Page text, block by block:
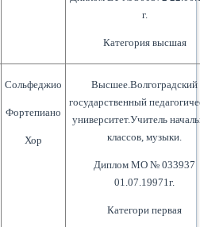
г.
Категория высшая
Сольфеджио
Фортепиано
Хор
Высшее.Волгоградский
государственный
университет.Учитель
классов, музыки.
Диплом МО № 033937
01.07.19971г.
Категори первая